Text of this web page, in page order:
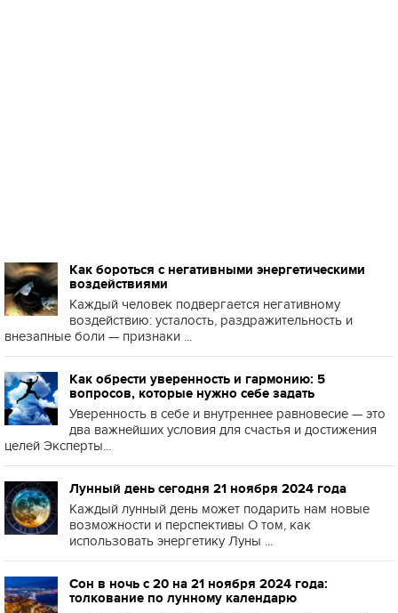
Как бороться с негативными энергетическими
воздействиями
Каждый человек подвергается негативному
воздействию: усталость, раздражительность и
внезапные боли — признаки ...
Как обрести уверенность и гармонию: 5
вопросов, которые нужно себе задать
Уверенность в себе и внутреннее равновесие — это
два важнейших условия для счастья и достижения
целей Эксперты...
Лунный день сегодня 21 ноября 2024 года
Каждый лунный день может подарить нам новые
возможности и перспективы О том, как
использовать энергетику Луны ...
Сон в ночь с 20 на 21 ноября 2024 года:
толкование по лунному календарю